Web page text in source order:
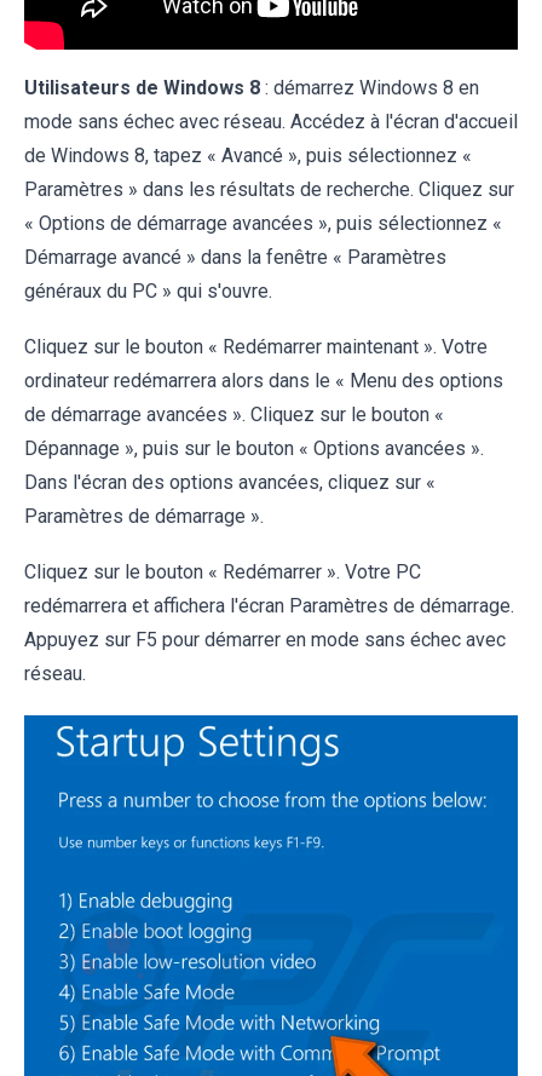
Utilisateurs de Windows 8 : démarrez Windows 8 en
mode sans échec avec réseau. Accédez à l'écran d'accueil
de Windows 8, tapez « Avancé », puis sélectionnez «
Paramètres » dans les résultats de recherche. Cliquez sur
« Options de démarrage avancées », puis sélectionnez «
Démarrage avancé » dans la fenêtre « Paramètres
généraux du PC » qui s'ouvre.
Cliquez sur le bouton « Redémarrer maintenant ». Votre
ordinateur redémarrera alors dans le « Menu des options
de démarrage avancées ». Cliquez sur le bouton «
Dépannage », puis sur le bouton « Options avancées ».
Dans l'écran des options avancées, cliquez sur «
Paramètres de démarrage ».
Cliquez sur le bouton « Redémarrer ». Votre PC
redémarrera et affichera l'écran Paramètres de démarrage.
Appuyez sur F5 pour démarrer en mode sans échec avec
réseau.